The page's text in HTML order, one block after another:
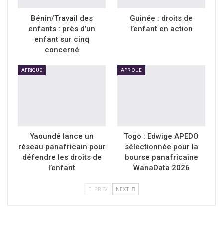
Bénin/Travail des
enfants : près d’un
enfant sur cinq
concerné
Guinée : droits de
l’enfant en action
AFRIQUE
Yaoundé lance un
réseau panafricain pour
défendre les droits de
l’enfant
AFRIQUE
Togo : Edwige APEDO
sélectionnée pour la
bourse panafricaine
WanaData 2026
PREV NEXT